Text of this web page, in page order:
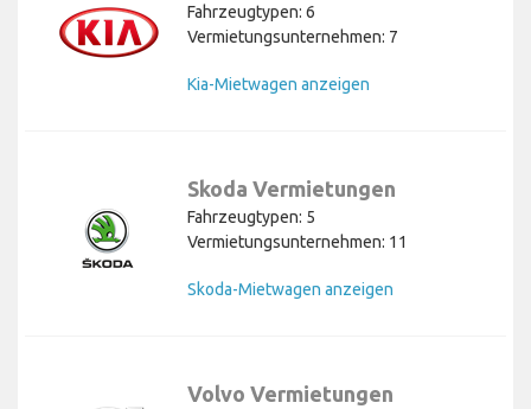
Fahrzeugtypen: 6
Vermietungsunternehmen: 7
Kia-Mietwagen anzeigen
Skoda Vermietungen
Fahrzeugtypen: 5
Vermietungsunternehmen: 11
Skoda-Mietwagen anzeigen
Volvo Vermietungen